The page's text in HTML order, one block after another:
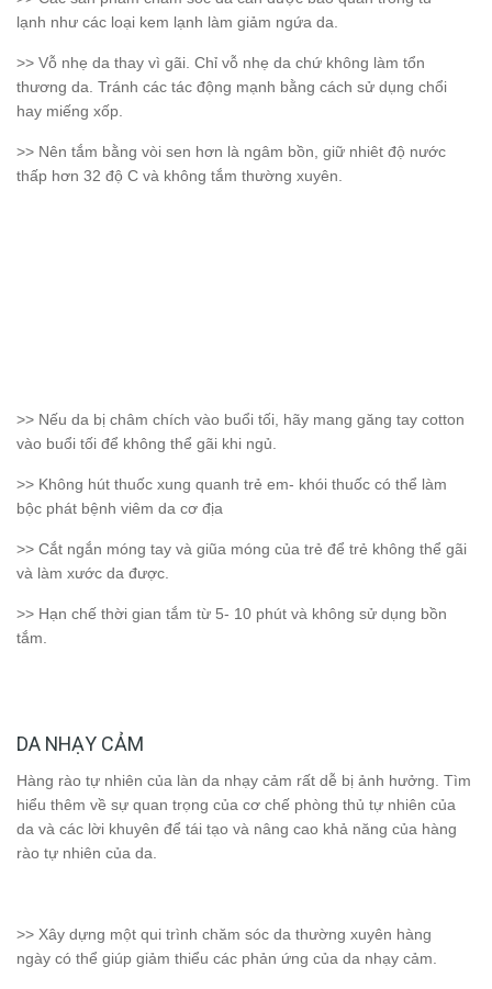
lạnh như các loại kem lạnh làm giảm ngứa da.
>> Vỗ nhẹ da thay vì gãi. Chỉ vỗ nhẹ da chứ không làm tổn
thương da. Tránh các tác động mạnh bằng cách sử dụng chổi
hay miếng xốp.
>> Nên tắm bằng vòi sen hơn là ngâm bồn, giữ nhiêt độ nước
thấp hơn 32 độ C và không tắm thường xuyên.
>> Nếu da bị châm chích vào buổi tối, hãy mang găng tay cotton
vào buổi tối để không thể gãi khi ngủ.
>> Không hút thuốc xung quanh trẻ em- khói thuốc có thể làm
bộc phát bệnh viêm da cơ địa
>> Cắt ngắn móng tay và giũa móng của trẻ để trẻ không thể gãi
và làm xước da được.
>> Hạn chế thời gian tắm từ 5- 10 phút và không sử dụng bồn
tắm.
DA NHẠY CẢM
Hàng rào tự nhiên của làn da nhạy cảm rất dễ bị ảnh hưởng. Tìm
hiểu thêm về sự quan trọng của cơ chế phòng thủ tự nhiên của
da và các lời khuyên để tái tạo và nâng cao khả năng của hàng
rào tự nhiên của da.
>> Xây dựng một qui trình chăm sóc da thường xuyên hàng
ngày có thể giúp giảm thiểu các phản ứng của da nhạy cảm.